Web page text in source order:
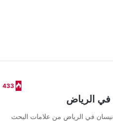
433
في الرياض
في الرياض من علامات البحث